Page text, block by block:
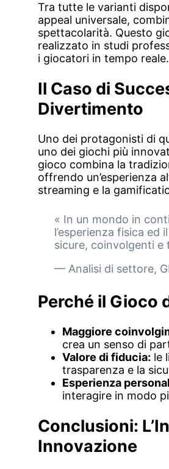
Tra tutte le varianti
appeal universale,
spettacolarità. Questo
realizzato in studi
i giocatori in tempo reale.
Il Caso di
Divertimento
Uno dei protagonisti di
uno dei giochi più
gioco combina la
offrendo un’esperienza
streaming e la
« In un mondo in
l’esperienza fisica
sicure, coinvolgenti e
— Analisi di settore,
Perché il Gioco
Maggiore
crea un senso di
Valore di fiducia: le
trasparenza e la
Esperienza
interagire in modo
Conclusioni:
Innovazione